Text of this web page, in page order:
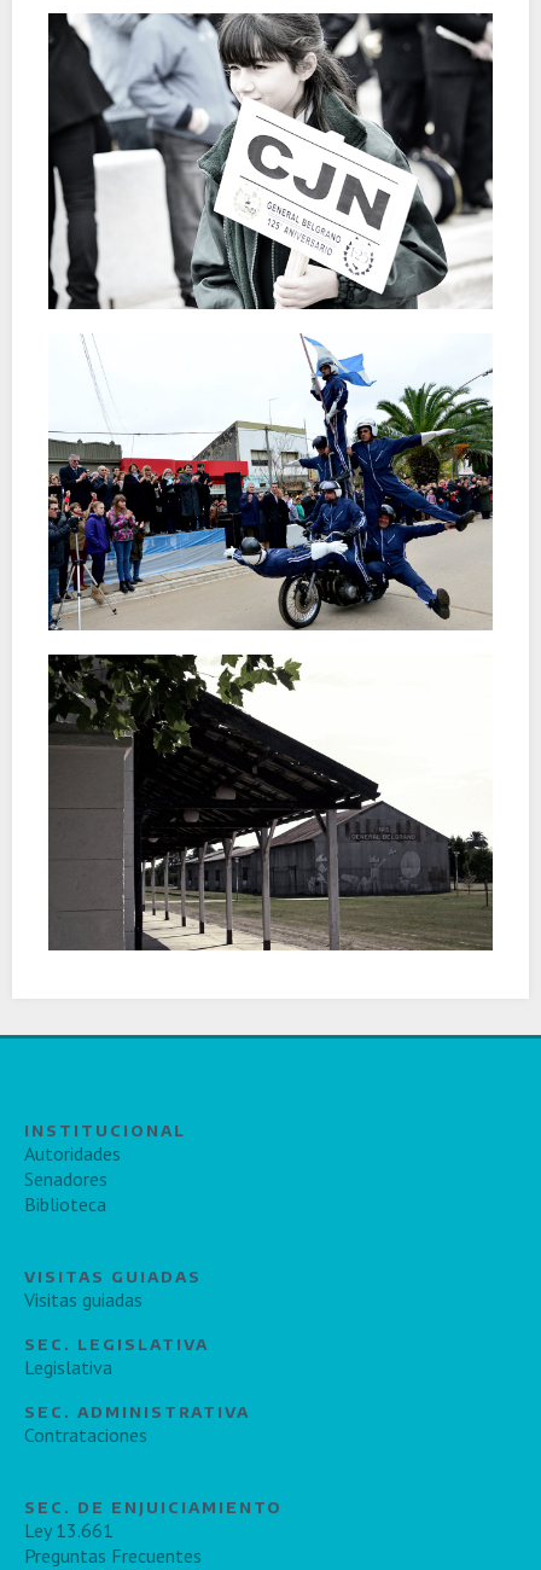
INSTITUCIONAL
Autoridades
Senadores
Biblioteca
VISITAS GUIADAS
Visitas guiadas
SEC. LEGISLATIVA
Legislativa
SEC. ADMINISTRATIVA
Contrataciones
SEC. DE ENJUICIAMIENTO
Ley 13.661
Preguntas Frecuentes